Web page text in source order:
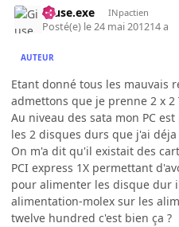
Giuse.exe INpactien
Posté(e) le 24 mai 201214 a
AUTEUR
Etant donné tous les mauvais
admettons que je prenne 2 x 2
Au niveau des sata mon PC
les 2 disques durs que j'ai
On m'a dit qu'il existait des
PCI express 1X permettant
pour alimenter les disque
alimentation-molex sur les
twelve hundred c'est bien ça ?